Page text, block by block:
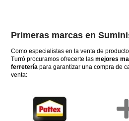
Primeras marcas en
Como especialistas en la venta de
Turró procuramos ofrecerte las mejores
ferreteríapara garantizar una compra de
venta: